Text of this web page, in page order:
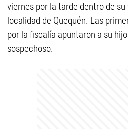
viernes por la tarde dentro de
localidad de Quequén. Las
por la fiscalía apuntaron a su
sospechoso.